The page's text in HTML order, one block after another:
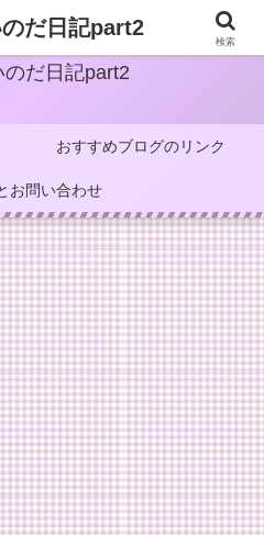
のだ日記part2
おすすめブログのリンク
お問い合わせ
だ日記part2
検索